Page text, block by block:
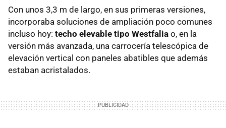
Con unos 3,3 m de largo, en sus primeras versiones,
incorporaba soluciones de ampliación poco comunes
incluso hoy: techo elevable tipo Westfalia o, en la
versión más avanzada, una carrocería telescópica de
elevación vertical con paneles abatibles que además
estaban acristalados.